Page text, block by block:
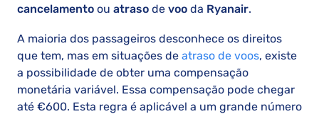
cancelamento ou atraso de voo da Ryanair.
A maioria dos passageiros desconhece os direitos
que tem, mas em situações de atraso de voos, existe
a possibilidade de obter uma compensação
monetária variável. Essa compensação pode chegar
até €600. Esta regra é aplicável a um grande número